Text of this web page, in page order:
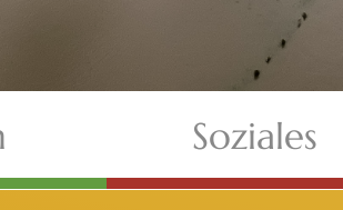
Soziales